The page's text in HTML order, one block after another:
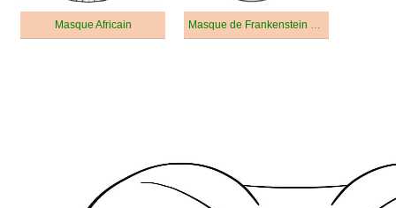
Masque Africain Masque de Frankenstein Mignon